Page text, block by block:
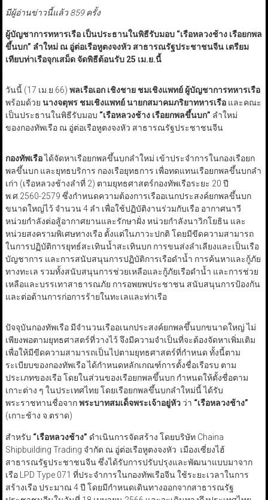
มีผู้อ่านข่าวนี้แล้ว 859 ครั้ง
ผู้บัญชาการทหารเรือ เป็นประธานในพิธีรับมอบ “เรือหลวงช้าง เรือยกพล
ขึ้นบก” ลำใหม่ ณ อู่ต่อเรือหูตงจงหัว สาธารณรัฐประชาชนจีน เตรียม
เทียบท่าเรือจุกเสม็ด จัดพิธีต้อนรับ 25 เม.ย.นี้
วันนี้ (17 เม.ย.66) พลเรือเอก เชิงชาย ชมเชิงแพทย์ ผู้บัญชาการทหารเรือ
พร้อมด้วย นางจตุพร ชมเชิงแพทย์ นายกสมาคมภริยาทหารเรือและคณะ
เป็นประธานในพิธีรับมอบ “เรือหลวงช้าง เรือยกพลขึ้นบก” ลำใหม่
ของกองทัพเรือ ณ อู่ต่อเรือหูตงจงหัว สาธารณรัฐประชาชนจีน
กองทัพเรือได้จัดหาเรือยกพลขึ้นบกลำใหม่ เข้าประจำการในกองเรือยก
พลขึ้นบก และยุทธบริการ กองเรือยุทธการ เพื่อทดแทนเรือยกพลขึ้นบกลำ
เก่า (เรือหลวงช้างลำที่ 2) ตามยุทธศาสตร์กองทัพเรือระยะ 20 ปี
พ.ศ.2560-2579 ซึ่งกำหนดความต้องการเรืออเนกประสงค์ยกพลขึ้นบก
ขนาดใหญ่ไว้ จำนวน 4 ลำ เพื่อใช้ปฏิบัติงานร่วมกับเรือ อากาศนาวี
หน่วยกำลังต่อสู้อากาศยานและรักษาฝั่ง หน่วยกำลังนาวิกโยธิน และ
หน่วยสงครามพิเศษทางเรือ ตั้งแต่ในภาวะปกติ โดยมีขีดความสามารถ
ในการปฏิบัติการยุทธ์สะเทินน้ำสะเทินบก การขนส่งลำเลียงและเป็นเรือ
บัญชาการ และการสนับสนุนการปฏิบัติการเรือดำน้ำ การค้นหาและกู้ภัย
ทางทะเล รวมทั้งสนับสนุนการช่วยเหลือและกู้ภัยเรือดำน้ำ และการช่วย
เหลือและบรรเทาสาธารณภัย การอพยพประชาชน สนับสนุนการป้องกัน
และต่อต้านการก่อการร้ายในทะเลและท่าเรือ
ปัจจุบันกองทัพเรือ มีจำนวนเรืออเนกประสงค์ยกพลขึ้นบกขนาดใหญ่ ไม่
เพียงพอตามยุทธศาสตร์ที่วางไว้ จึงมีความจำเป็นที่จะต้องจัดหาเพิ่มเติม
เพื่อให้มีขีดความสามารถเป็นไปตามยุทธศาสตร์ที่กำหนด ทั้งนี้ตาม
ระเบียบของกองทัพเรือ ได้กำหนดหลักเกณฑ์การตั้งชื่อเรือรบ ตาม
ประเภทของเรือ โดยในส่วนของเรือยกพลขึ้นบก กำหนดให้ตั้งชื่อตาม
เกาะต่าง ๆ ในประเทศไทย โดยเรือยกพลขึ้นบกลำใหม่นี้ ได้รับ
พระราชทานชื่อจากพระบาทสมเด็จพระเจ้าอยู่หัวว่า “เรือหลวงช้าง”
(เกาะช้าง จ.ตราด)
สำหรับ “เรือหลวงช้าง” ดำเนินการจัดสร้าง โดยบริษัท Chaina
Shipbuilding Trading จำกัด ณ อู่ต่อเรือหูตงจงหัว เมืองเซี่ยงไฮ้
สาธารณรัฐประชาชนจีน ซึ่งได้รับการปรับปรุงและพัฒนาแบบมาจาก
เรือ LPD Type 071 ที่ประจำการในกองทัพเรือจีน ใช้ระยะเวลาในการ
สร้างเรือ ประมาณ 4 ปี โดยมีกำหนดเดินทางออกจากสาธารณรัฐ